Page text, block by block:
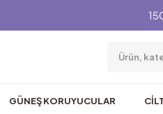
GÜNEŞ KORUYUCULAR